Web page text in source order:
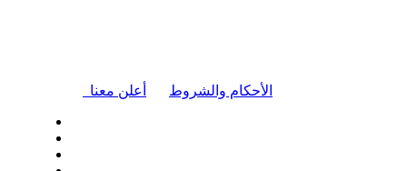
أعلن معنا الأحكام والشروط